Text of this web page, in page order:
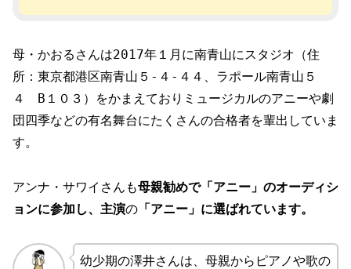
母・かおるさんは2017年１月に南青山にスタジオ（住
所：東京都港区南青山５-４-４４、ラポール南青山５
４ B１０３）をかまえておりミュージカルのアニーや劇
団四季などの有名舞台にたくさんの合格者を輩出していま
す。
アンナ・サワイさんも母親勧めで「アニー」のオーディシ
ョンに参加し、主演の 「アニー」に選ばれています。
幼少期の澤井さんは、母親からピアノや歌の